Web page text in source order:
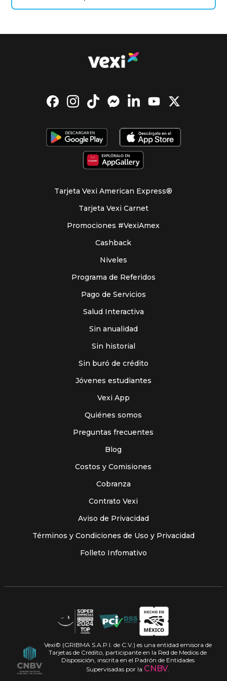
Número de atención a clientes
SOLUCIONES FISCALES FACTURALO, S. DE R.L. DE C.V.
adminvexi@cobranzalegal.com.mx
Número de atención a clientes
Tarjeta Vexi American Express®
Tarjeta Vexi Carnet
Promociones #VexiAmex
Cashback
Niveles
Programa de Referidos
Pago de Servicios
Salud Interactiva
Sin anualidad
Sin historial
Sin buró de crédito
Jóvenes estudiantes
Vexi App
Quiénes somos
Preguntas frecuentes
Blog
Costos y Comisiones
Cobranza
Contrato Vexi
Aviso de Privacidad
Términos y Condiciones de Uso y Privacidad
Folleto Infomativo
Vexi© (GRIBMA S.A.P.I. de C.V.) es una entidad emisora de
Tarjetas de Crédito, participante en la Red de Medios de
Disposición, inscrita en el Padrón de Entidades
Supervisadas por la CNBV.